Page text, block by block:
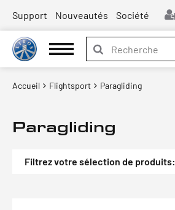
Support Nouveautés Société
Accueil Flightsport Paragliding
Paragliding
Filtrez votre sélection de produits: